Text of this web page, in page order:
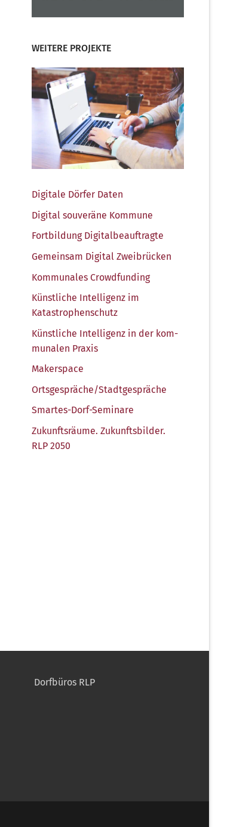
WEITERE PROJEKTE
Digi­ta­le Dör­fer Daten
Digi­tal sou­ve­rä­ne Kommune
Fort­bil­dung Digitalbeauftragte
Gemein­sam Digi­tal Zweibrücken
Kom­mu­na­les Crowdfunding
Künst­li­che Intel­li­genz im
Katastrophenschutz
Künst­li­che Intel­li­genz in der kom­
mu­na­len Praxis
Maker­space
Ortsgespräche/​Stadtgespräche
Smar­tes-Dorf-Semi­na­re
Zukunfts­räu­me. Zukunfts­bil­der.
RLP 2050
Dorfbüros RLP